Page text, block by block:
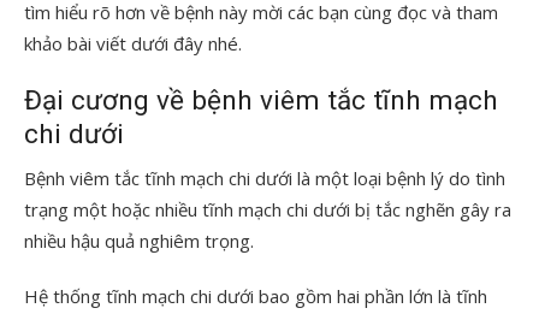
tìm hiểu rõ hơn về bệnh này mời các bạn cùng đọc và tham
khảo bài viết dưới đây nhé.
Đại cương về bệnh viêm tắc tĩnh mạch
chi dưới
Bệnh viêm tắc tĩnh mạch chi dưới là một loại bệnh lý do tình
trạng một hoặc nhiều tĩnh mạch chi dưới bị tắc nghẽn gây ra
nhiều hậu quả nghiêm trọng.
Hệ thống tĩnh mạch chi dưới bao gồm hai phần lớn là tĩnh